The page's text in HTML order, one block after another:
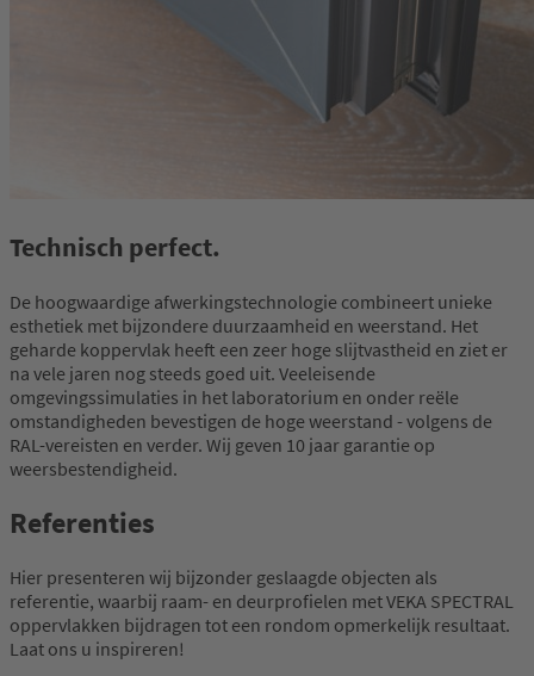
Technisch perfect.
De hoogwaardige afwerkingstechnologie combineert unieke
esthetiek met bijzondere duurzaamheid en weerstand. Het
geharde koppervlak heeft een zeer hoge slijtvastheid en ziet er
na vele jaren nog steeds goed uit. Veeleisende
omgevingssimulaties in het laboratorium en onder reële
omstandigheden bevestigen de hoge weerstand - volgens de
RAL-vereisten en verder. Wij geven 10 jaar garantie op
weersbestendigheid.
Referenties
Hier presenteren wij bijzonder geslaagde objecten als
referentie, waarbij raam- en deurprofielen met VEKA SPECTRAL
oppervlakken bijdragen tot een rondom opmerkelijk resultaat.
Laat ons u inspireren!